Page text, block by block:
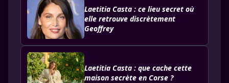
Laetitia Casta : ce lieu secret où
elle retrouve discrètement
Geoffrey
Laetitia Casta : que cache cette
maison secrète en Corse ?